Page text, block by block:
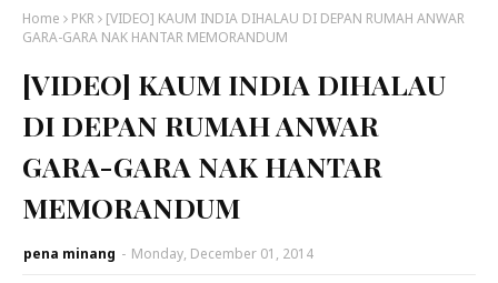
Home PKR
[VIDEO] KAUM INDIA DIHALAU DI DEPAN RUMAH ANWAR
GARA-GARA NAK HANTAR MEMORANDUM
[VIDEO] KAUM INDIA DIHALAU
DI DEPAN RUMAH ANWAR
GARA-GARA NAK HANTAR
MEMORANDUM
pena minang - Monday, December 01, 2014